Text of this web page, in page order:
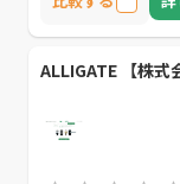
ALLIGATE 【株式